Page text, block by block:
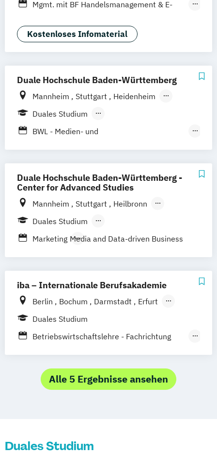
Stuttgart
Mgmt. mit BF Handelsmanagement & E-
Social Media Studies Sportmanagement
Kostenloses Infomaterial
Duale Hochschule Baden-Württemberg
Mannheim Stuttgart
Heidenheim
Heilbronn
Ravensburg
Duales Studium
Berufsbegleitendes Präsenzstudium
BWL - Medien- und
Business Management (Schwerpunkt
Marketing)
Medien und Marketing)
Duale Hochschule Baden-Württemberg -
Center for Advanced Studies
Mannheim Stuttgart
Heilbronn
Bad Mergentheim
Mosbach Ravensburg
Villingen-Schwenningen Horb am Neckar
Duales Studium
Berufsbegleitendes Präsenzstudium
Marketing Media and Data-driven Business
iba – Internationale Berufsakademie
Berlin Bochum Darmstadt
Erfurt
Hamburg
Heidelberg
Online-Campus
Duales Studium
Betriebswirtschaftslehre - Fachrichtung
Marketingkommunikation / Public Relations
Alle 5 Ergebnisse ansehen
Duales Studium